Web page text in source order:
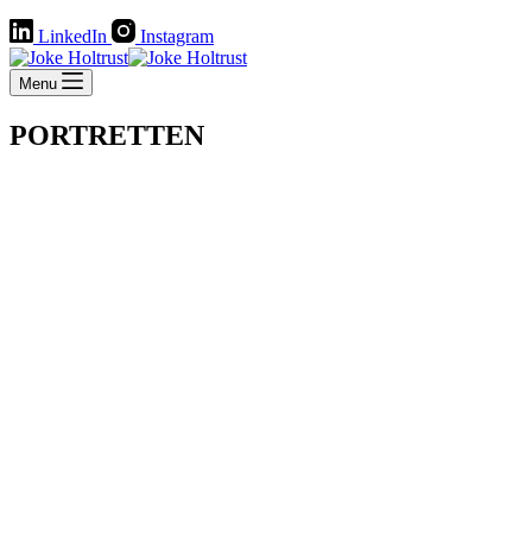
LinkedIn Instagram
Menu
PORTRETTEN